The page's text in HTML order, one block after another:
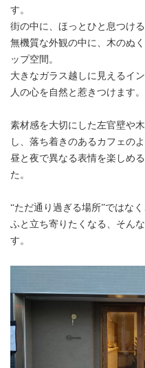
す。
街の中に、ほっとひと息つける
無機質な外観の中に、木のぬ
ップ空間。
大きなガラス越しに見えるイ
人の心を自然と惹きつけます。
素材感を大切にした左官壁や
し、落ち着きのあるカフェの
昼と夜で異なる表情を楽しめ
た。
“ただ通り過ぎる場所”ではなく
ふと立ち寄りたくなる、そん
す。